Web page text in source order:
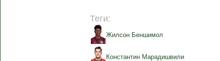
Теги:
Жилсон Беншимол
Константин Марадишвили